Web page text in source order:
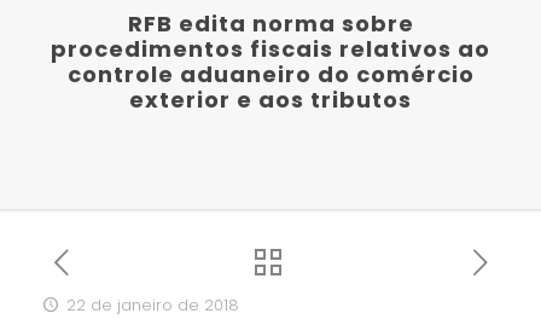
RFB edita norma sobre
procedimentos fiscais relativos ao
controle aduaneiro do comércio
exterior e aos tributos
22 de janeiro de 2018